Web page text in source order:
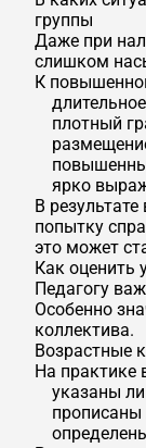
группы
Даже при
слишком
К
плотный
ярко
В
попытку
это может
Как оценить
Педагогу
Особенно
коллектива.
Возрастные
На
указаны
прописаны